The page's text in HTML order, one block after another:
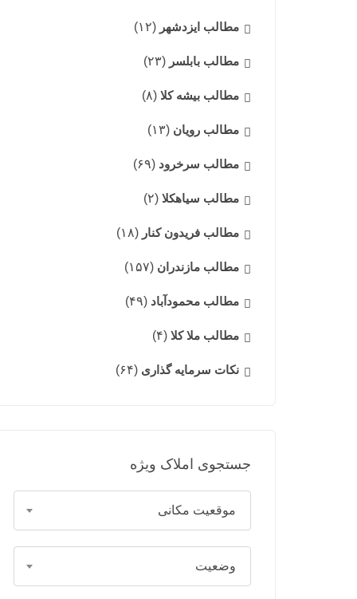
مطالب ایزدشهر (۱۲)
مطالب بابلسر (۲۳)
مطالب بیشه کلا (۸)
مطالب رویان (۱۳)
مطالب سرخرود (۶۹)
مطالب سیاهکلا (۲)
مطالب فریدون کنار (۱۸)
مطالب مازندران (۱۵۷)
مطالب محمودآباد (۴۹)
مطالب ملا کلا (۴)
نکات سرمایه گذاری (۶۴)
جستجوی املاک ویژه
موقعیت مکانی
وضعیت